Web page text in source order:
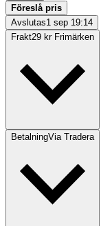
Föreslå pris
Avslutas1 sep 19:14
Frakt29 kr Frimärken
BetalningVia Tradera